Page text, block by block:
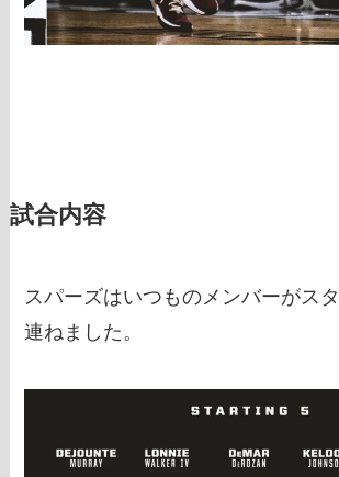
試合内容
スパーズはいつものメンバーがス
連ねました。